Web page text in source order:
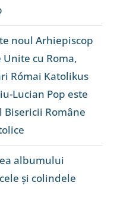
noul Arhiepiscop
cu Roma,
Római Katolikus
Lucian Pop este
Române
albumului
și colindele